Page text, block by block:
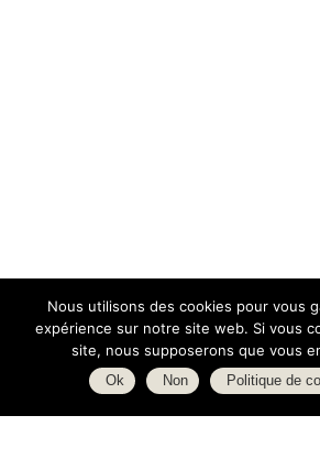
Nous utilisons des cookies pour vous
expérience sur notre site web. Si vous
site, nous supposerons que vous
Ok Non Politique de